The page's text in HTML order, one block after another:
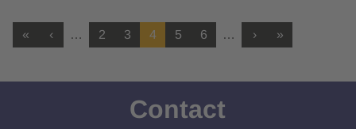
« ‹ … 2 3 4 5 6 … › »
Contact